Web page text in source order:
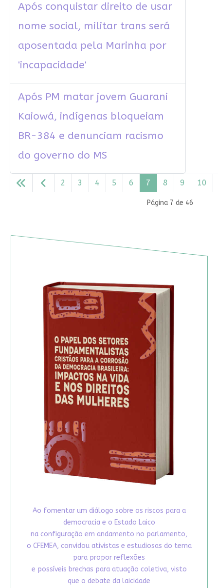
Após conquistar direito de usar
nome social, militar trans será
aposentada pela Marinha por
'incapacidade'
Após PM matar jovem Guarani
Kaiowá, indígenas bloqueiam
BR-384 e denunciam racismo
do governo do MS
Página 7 de 46
2 3 4 5 6 7 8 9 10
Ao fomentar um diálogo sobre os riscos para a
democracia e o Estado Laico
na configuração em andamento no parlamento,
o CFEMEA, convidou ativistas e estudiosas do tema
para propor reflexões
e possíveis brechas para atuação coletiva, visto
que o debate da laicidade